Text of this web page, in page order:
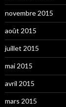
novembre 2015
août 2015
juillet 2015
mai 2015
avril 2015
mars 2015